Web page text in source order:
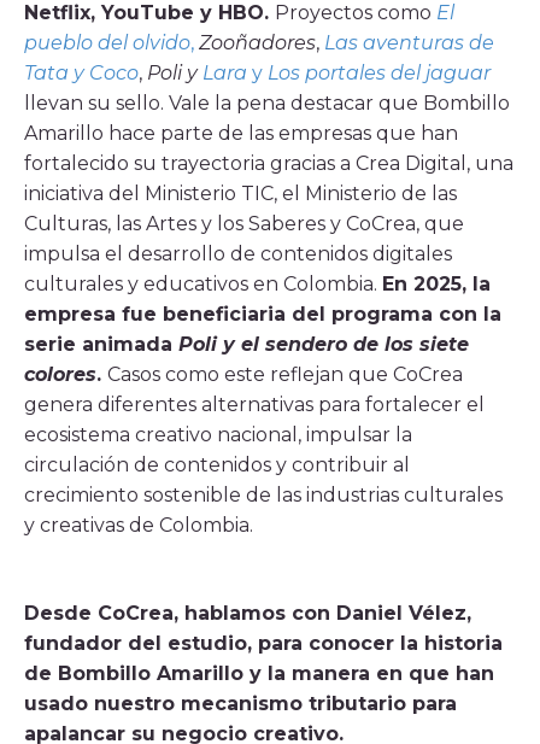
Netflix, YouTube y HBO. Proyectos como El
pueblo del olvido, Zooñadores, Las aventuras de
Tata y Coco, Poli y Lara y Los portales del jaguar
llevan su sello. Vale la pena destacar que Bombillo
Amarillo hace parte de las empresas que han
fortalecido su trayectoria gracias a Crea Digital, una
iniciativa del Ministerio TIC, el Ministerio de las
Culturas, las Artes y los Saberes y CoCrea, que
impulsa el desarrollo de contenidos digitales
culturales y educativos en Colombia. En 2025, la
empresa fue beneficiaria del programa con la
serie animada Poli y el sendero de los siete
colores. Casos como este reflejan que CoCrea
genera diferentes alternativas para fortalecer el
ecosistema creativo nacional, impulsar la
circulación de contenidos y contribuir al
crecimiento sostenible de las industrias culturales
y creativas de Colombia.
Desde CoCrea, hablamos con Daniel Vélez,
fundador del estudio, para conocer la historia
de Bombillo Amarillo y la manera en que han
usado nuestro mecanismo tributario para
apalancar su negocio creativo.